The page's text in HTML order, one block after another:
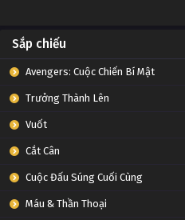
Sắp chiếu
Avengers: Cuộc Chiến Bí Mật
Trưởng Thành Lên
Vuốt
Cắt Cân
Cuộc Đấu Súng Cuối Cùng
Máu & Thần Thoại